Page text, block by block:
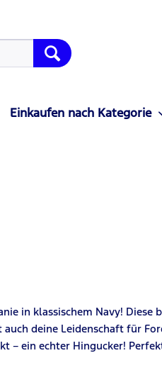
Einkaufen nach Kategorie
in klassischem Navy! Diese
deine Leidenschaft für
– ein echter Hingucker!